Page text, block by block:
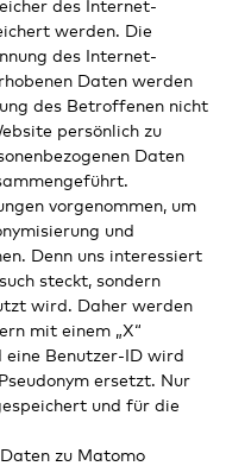
des Internet-
werden. Die
des Internet-
Daten werden
des Betroffenen nicht
persönlich zu
Daten
vorgenommen, um
und
Denn uns interessiert
steckt, sondern
wird. Daher werden
mit einem „X“
eine Benutzer-ID wird
ersetzt. Nur
und für die
zu Matomo